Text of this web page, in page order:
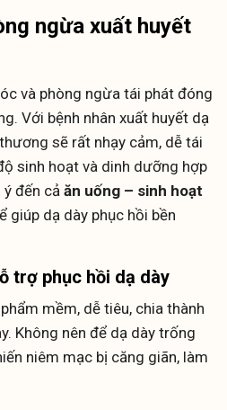
ngừa xuất huyết
và phòng ngừa tái phát đóng
Với bệnh nhân xuất huyết dạ
sẽ rất nhạy cảm, dễ tái
sinh hoạt và dinh dưỡng hợp
ý đến cảăn uống – sinh hoạt
giúp dạ dày phục hồi bền
trợ phục hồi dạ dày
mềm, dễ tiêu, chia thành
Không nên để dạ dày trống
niêm mạc bị căng giãn, làm